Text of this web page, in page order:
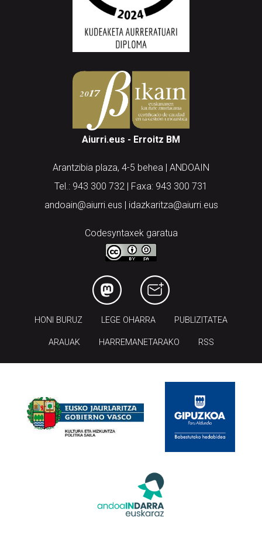
Aiurri.eus - Erroitz BM
Arantzibia plaza, 4-5 behea | ANDOAIN
Tel.: 943 300 732 | Faxa: 943 300 731
andoain@aiurri.eus | idazkaritza@aiurri.eus
Codesyntaxek garatua
HONI BURUZ LEGE OHARRA PUBLIZITATEA
ARAUAK HARREMANETARAKO RSS